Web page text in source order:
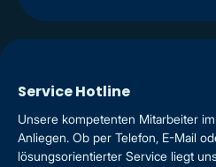
Service Hotline
Unsere kompetenten Mitarbeiter
Anliegen. Ob per Telefon, E-Mail
lösungsorientierter Service liegt